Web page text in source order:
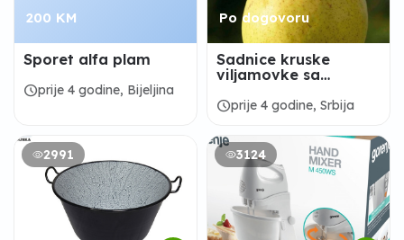
200 KM
Sporet alfa plam
scheduleprije 4 godine, Bijeljina
Po dogovoru
Sadnice kruske
viljamovke sa
scheduleprije 4 godine, Srbija
2991 3124